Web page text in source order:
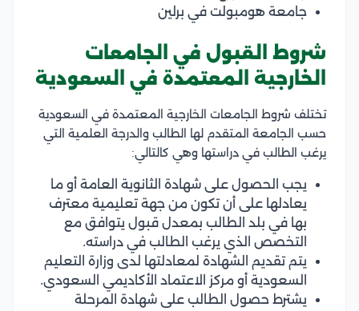
جامعة هومبولت في برلين
شروط القبول في الجامعات
الخارجية المعتمدة في السعودية
تختلف شروط الجامعات الخارجية المعتمدة في السعودية
حسب الجامعة المتقدم لها الطالب والدرجة العلمية التي
يرغب الطالب في دراستها وهي كالتالي:
يجب الحصول على شهادة الثانوية العامة أو ما
يعادلها على أن تكون من جهة تعليمية معترف
بها في بلد الطالب بمعدل قبول يتوافق مع
التخصص الذي يرغب الطالب في دراسته.
يتم تقديم الشهادة لمعادلتها لدى وزارة التعليم
السعودية أو مركز الاعتماد الأكاديمي السعودي.
يشترط حصول الطالب على شهادة المرحلة